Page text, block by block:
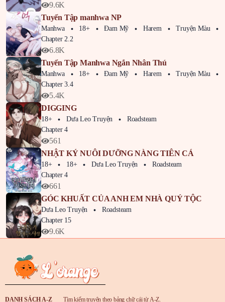
9.6K
Tuyển Tập manhwa NP
Manhwa 18+ Đam Mỹ Harem Truyện Màu
Chapter 2.2
6.8K
Tuyển Tập Manhwa Ngắn Nhân Thú
Manhwa 18+ Đam Mỹ Harem Truyện Màu
Chapter 3.4
5.4K
DIGGING
18+ Dưa Leo Truyện
Roadsteam
Chapter 4
561
NHẬT KÝ NUÔI DƯỠNG NÀNG TIÊN CÁ
18+ 18+ Dưa Leo Truyện
Roadsteam
Chapter 4
661
GÓC KHUẤT CỦA ANH EM NHÀ QUÝ TỘC
Dưa Leo Truyện
Roadsteam
Chapter 15
9.6K
DANH SÁCH A-Z Tìm kiếm truyện theo bảng chữ cái từ A-Z.